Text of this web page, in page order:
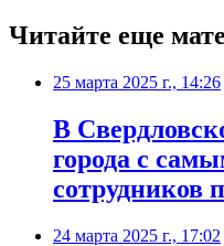
Читайте еще
25 марта 2025 г., 14:26
В
города с
сотрудников
24 марта 2025 г., 17:02